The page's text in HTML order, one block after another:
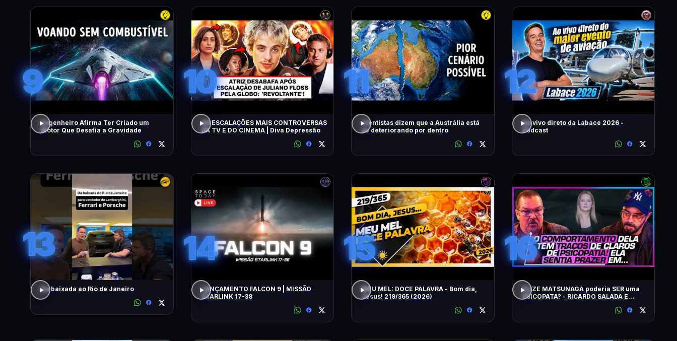
9
Engenheiro Afirma Ter Criado um
Motor Que Desafia a Gravidade
10
AS ESCALAÇÕES MAIS CONTROVERSAS
DA TV E DO CINEMA | Diva Depressão
11
Cientistas dizem que a Austrália está
se deteriorando por dentro
12
Ao vivo direto da Labace 2026 -
Podcast
13
Da baixada ao Rio de Janeiro
14
LANÇAMENTO FALCON 9 | MISSÃO
STARLINK 17-38
15
MEU MEL: DOCE PALAVRA - Bom dia,
Jesus! 219/365 (2026)
16
ELIZE MATSUNAGA poderia SER uma
PSICOPATA? - RICARDO SALADA E